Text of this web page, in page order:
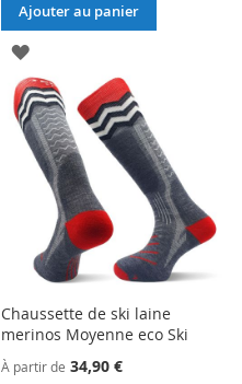
Ajouter au panier
AJOUTER
À
MA
LISTE
D’ENVIE
Chaussette de ski laine
merinos Moyenne eco Ski
À partir de 34,90 €